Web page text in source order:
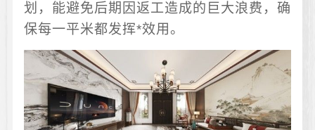
划，能避免后期因返工造成的巨大浪费，确
保每一平米都发挥*效用。